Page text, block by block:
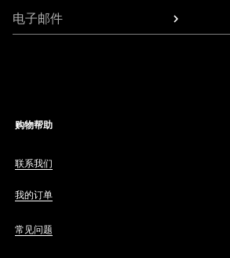
电子邮件
购物帮助
联系我们
我的订单
常见问题